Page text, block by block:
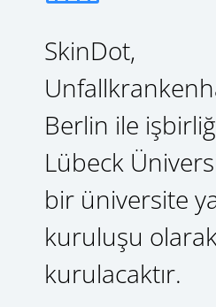
SkinDot,
Berlin ile
Lübeck
bir üniversite
kuruluşu
kurulacaktır.